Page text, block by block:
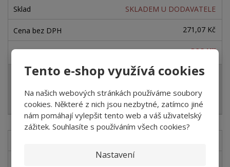
Tento e-shop využívá cookies
Na našich webových stránkách používáme soubory
cookies. Některé z nich jsou nezbytné, zatímco jiné
nám pomáhají vylepšit tento web a váš uživatelský
zážitek. Souhlasíte s používáním všech cookies?
Nastavení
SKLADEM U DODAVATELE
271,07 Kč
328 Kč
ks
+ -
Koupit
LIŠTA SOKLOVÁ DÖL EP 60/13